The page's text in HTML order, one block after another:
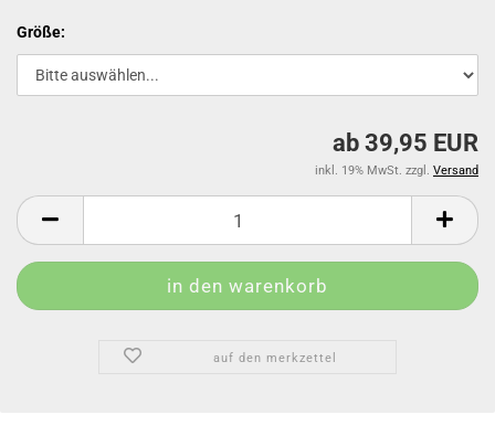
Größe:
ab 39,95 EUR
inkl. 19% MwSt. zzgl. Versand
auf den merkzettel